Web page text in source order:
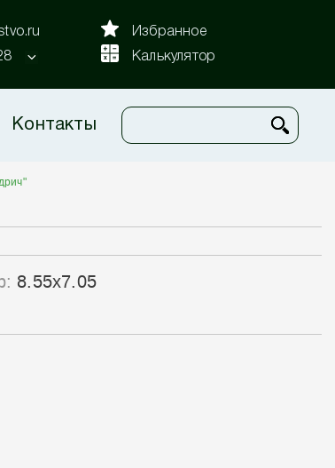
Избранное
Калькулятор
Контакты
8.55x7.05